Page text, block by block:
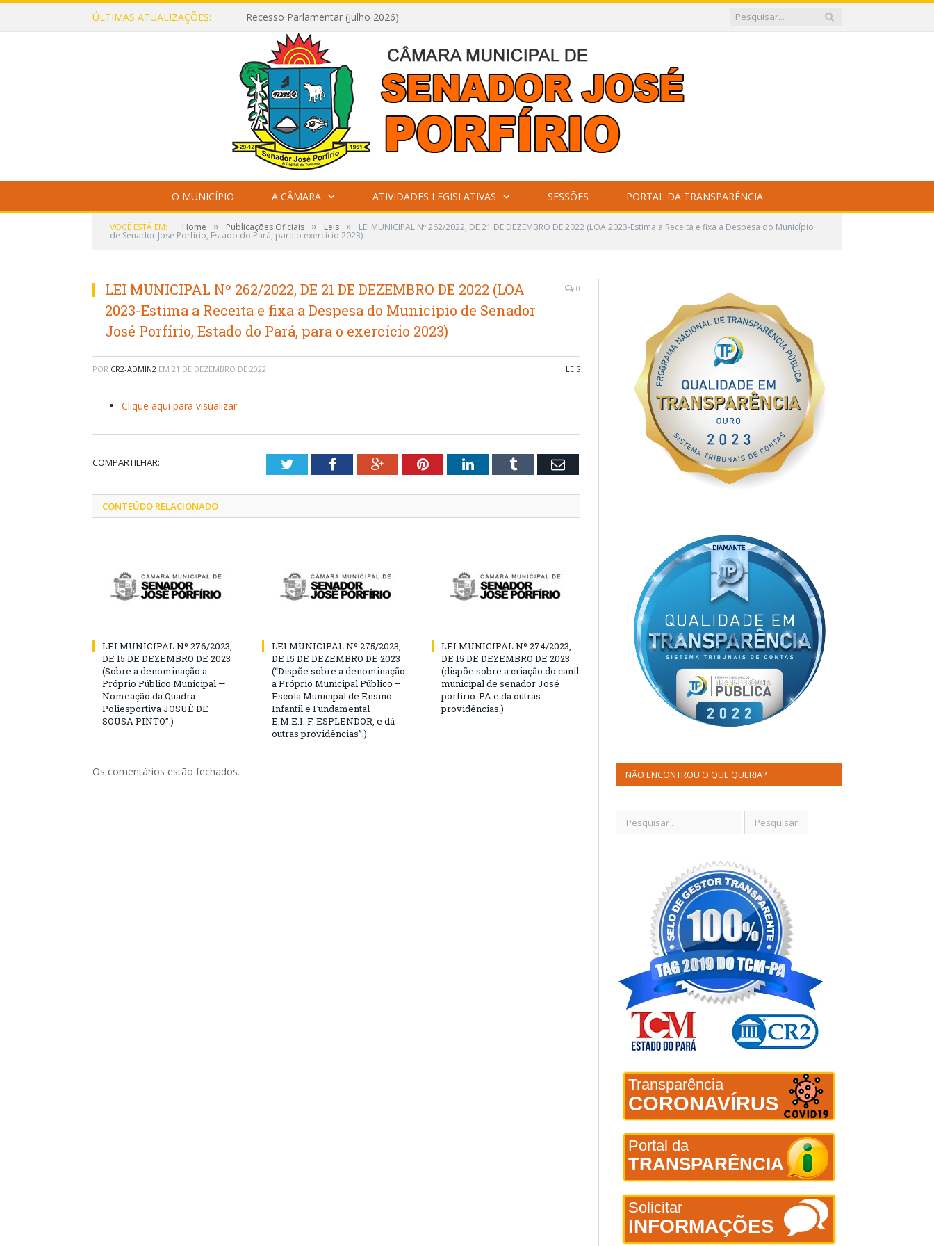
ÚLTIMAS ATUALIZAÇÕES: Recesso Parlamentar (Julho 2026)
O MUNICÍPIO A CÂMARA ATIVIDADES LEGISLATIVAS SESSÕES PORTAL DA TRANSPARÊNCIA
VOCÊ ESTÁ EM: Home » Publicações Oficiais » Leis » LEI MUNICIPAL Nº 262/2022, DE 21 DE DEZEMBRO DE 2022 (LOA 2023-Estima a Receita e fixa a Despesa do Município
de Senador José Porfírio, Estado do Pará, para o exercício 2023)
LEI MUNICIPAL Nº 262/2022, DE 21 DE DEZEMBRO DE 2022 (LOA
2023-Estima a Receita e fixa a Despesa do Município de Senador
José Porfírio, Estado do Pará, para o exercício 2023)
0
POR CR2-ADMIN2 EM 21 DE DEZEMBRO DE 2022 LEIS
Clique aqui para visualizar
COMPARTILHAR: TwitterFacebookGoogle+PinterestLinkedInTumblr Email
CONTEÚDO RELACIONADO
LEI MUNICIPAL Nº 276/2023,
DE 15 DE DEZEMBRO DE 2023
(Sobre a denominação a
Próprio Público Municipal —
Nomeação da Quadra
Poliesportiva JOSUÉ DE
SOUSA PINTO”.)
LEI MUNICIPAL Nº 275/2023,
DE 15 DE DEZEMBRO DE 2023
(“Dispõe sobre a denominação
a Próprio Municipal Público –
Escola Municipal de Ensino
Infantil e Fundamental –
E.M.E.I. F. ESPLENDOR, e dá
outras providências”.)
LEI MUNICIPAL Nº 274/2023,
DE 15 DE DEZEMBRO DE 2023
(dispõe sobre a criação do canil
municipal de senador José
porfírio-PA e dá outras
providências.)
Os comentários estão fechados. NÃO ENCONTROU O QUE QUERIA?
Transparência
CORONAVÍRUS
Portal da
TRANSPARÊNCIA
Solicitar
INFORMAÇÕES